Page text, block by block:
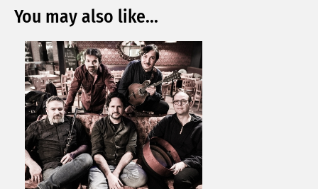
You may also like...